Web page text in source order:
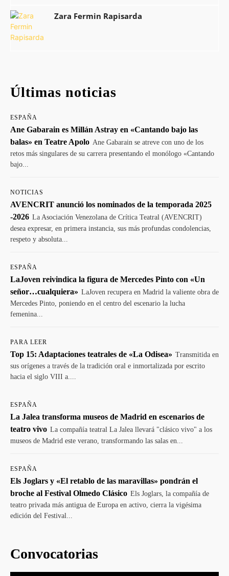
Zara Fermin Rapisarda
Últimas noticias
ESPAÑA
Ane Gabarain es Millán Astray en «Cantando bajo las
balas» en Teatre Apolo Ane Gabarain se atreve con uno de los
retos más singulares de su carrera presentando el monólogo «Cantando
bajo...
NOTICIAS
AVENCRIT anunció los nominados de la temporada 2025
-2026 La Asociación Venezolana de Crítica Teatral (AVENCRIT)
desea expresar, en primera instancia, sus más profundas condolencias,
respeto y absoluta...
ESPAÑA
LaJoven reivindica la figura de Mercedes Pinto con «Un
señor…cualquiera» LaJoven recupera en Madrid la valiente obra de
Mercedes Pinto, poniendo en el centro del escenario la lucha
femenina...
PARA LEER
Top 15: Adaptaciones teatrales de «La Odisea» Transmitida en
sus orígenes a través de la tradición oral e inmortalizada por escrito
hacia el siglo VIII a....
ESPAÑA
La Jalea transforma museos de Madrid en escenarios de
teatro vivo La compañía teatral La Jalea llevará "clásico vivo" a los
museos de Madrid este verano, transformando las salas en...
ESPAÑA
Els Joglars y «El retablo de las maravillas» pondrán el
broche al Festival Olmedo Clásico Els Joglars, la compañía de
teatro privada más antigua de Europa en activo, cierra la vigésima
edición del Festival...
Convocatorias